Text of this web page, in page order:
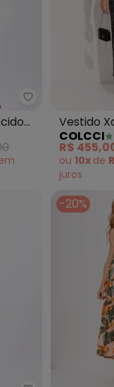
Colcci -
Vestido
COLCCI
R$
ou 10x de
juros
-20%